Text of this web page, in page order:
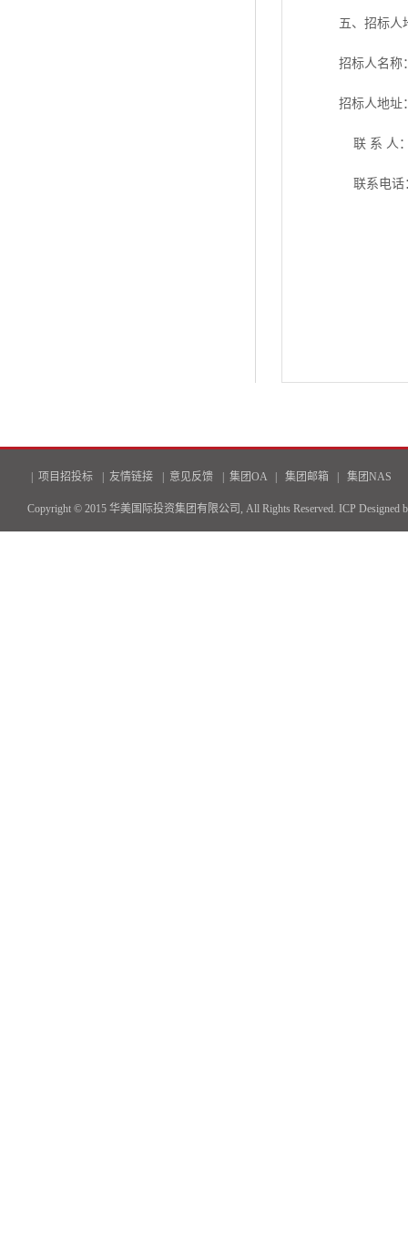
五、招标人
招标人名称
招标人地址
联 系 人
联系电话
项目招投标 友情链接 意见反馈 集团OA| 集团邮箱 集团NAS
Copyright © 2015 华美国际投资集团有限公司, All Rights Reserved. ICP Designed